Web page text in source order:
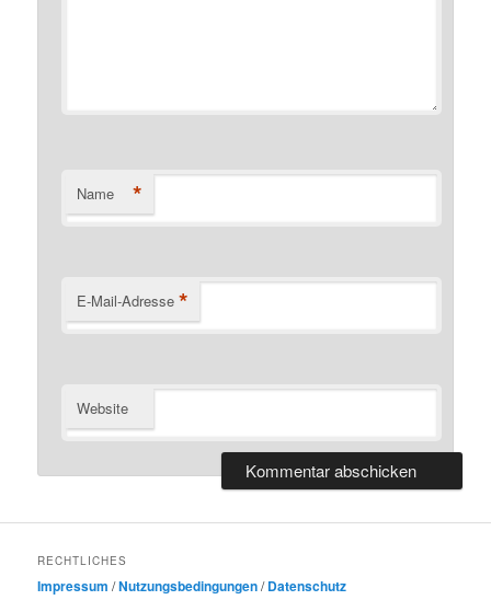
Name *
E-Mail-Adresse *
Website
RECHTLICHES
Impressum /Nutzungsbedingungen/Datenschutz